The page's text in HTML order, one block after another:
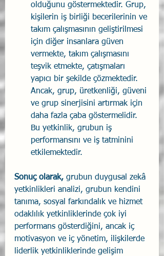
olduğunu göstermektedir. Grup,
kişilerin iş birliği becerilerinin ve
takım çalışmasının geliştirilmesi
için diğer insanlara güven
vermekte, takım çalışmasını
teşvik etmekte, çatışmaları
yapıcı bir şekilde çözmektedir.
Ancak, grup, üretkenliği, güveni
ve grup sinerjisini artırmak için
daha fazla çaba göstermelidir.
Bu yetkinlik, grubun iş
performansını ve iş tatminini
etkilemektedir.
Sonuç olarak, grubun duygusal zekâ
yetkinlikleri analizi, grubun kendini
tanıma, sosyal farkındalık ve hizmet
odaklılık yetkinliklerinde çok iyi
performans gösterdiğini, ancak iç
motivasyon ve iç yönetim, ilişkilerde
liderlik yetkinliklerinde gelişim